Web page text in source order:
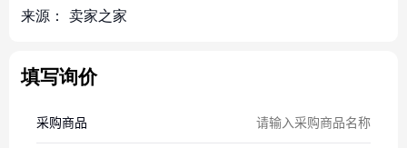
来源： 卖家之家
填写询价